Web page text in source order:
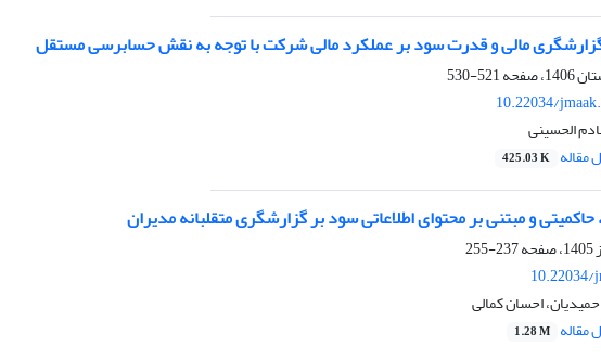
مالی و قدرت سود بر عملکرد مالی شرکت با توجه به نقش حسابرسی مستقل
521-530
10.22034/
الحسینی
مقاله 425.03 K
حاکمیتی و مبتنی بر محتوای اطلاعاتی سود بر گزارشگری متقلبانه مدیران
237-255
10.22034/
احسان کمالی
مقاله 1.28 M